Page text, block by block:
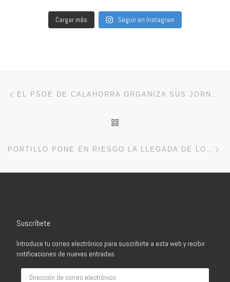
Cargar más Seguir en Instagram
Navegación de entradas EL PSOE DE CALAHORRA ORGANIZA SUS JORNADAS DE OTOÑO
Suscríbete
Introduce tu correo electrónico para suscribirte a esta web y recibir
notificaciones de nuevas entradas.